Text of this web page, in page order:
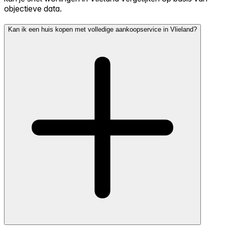
objectieve data.
Kan ik een huis kopen met volledige aankoopservice in Vlieland?